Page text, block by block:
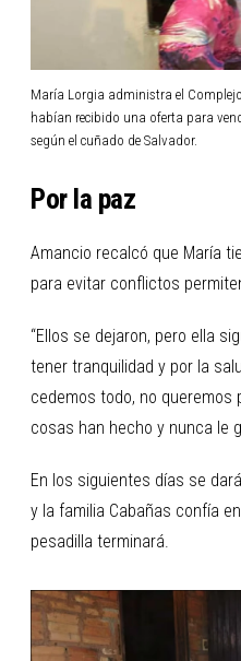
María Lorgia administra el
habían recibido una oferta para
según el cuñado de Salvador.
Por la paz
Amancio recalcó que María
para evitar conflictos
“Ellos se dejaron, pero ella
tener tranquilidad y por la
cedemos todo, no queremos
cosas han hecho y nunca le
En los siguientes días se
y la familia Cabañas confía
pesadilla terminará.